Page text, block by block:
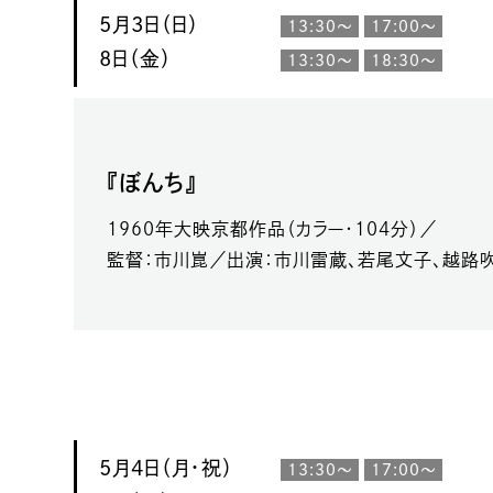
5月3日（日） 13:30～ 17:00～
8日（金） 13:30～ 18:30～
『ぼんち』
1960年大映京都作品（カラー・104分）／
監督：市川崑／出演：市川雷蔵、若尾文子、越路
5月4日（月・祝） 13:30～ 17:00～